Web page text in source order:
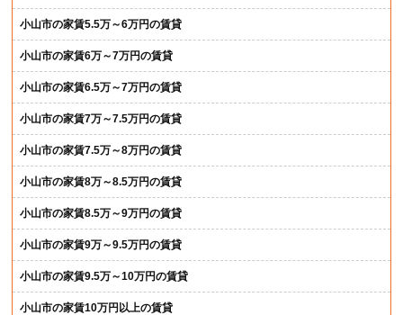
小山市の家賃5.5万～6万円の賃貸
小山市の家賃6万～7万円の賃貸
小山市の家賃6.5万～7万円の賃貸
小山市の家賃7万～7.5万円の賃貸
小山市の家賃7.5万～8万円の賃貸
小山市の家賃8万～8.5万円の賃貸
小山市の家賃8.5万～9万円の賃貸
小山市の家賃9万～9.5万円の賃貸
小山市の家賃9.5万～10万円の賃貸
小山市の家賃10万円以上の賃貸